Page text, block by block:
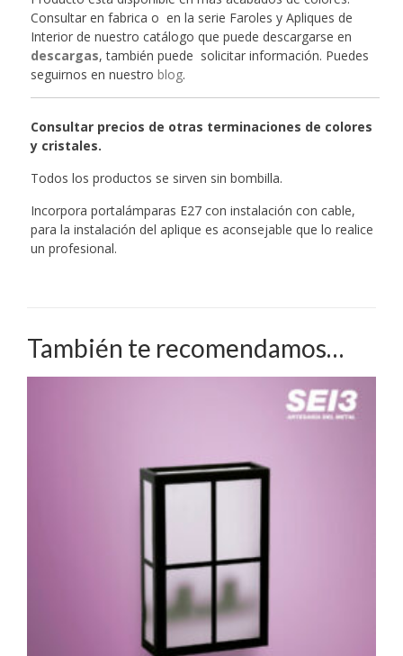
Consultar en fabrica o en la serie Faroles y Apliques de
Interior de nuestro catálogo que puede descargarse en
descargas, también puede solicitar información. Puedes
seguirnos en nuestro blog.
Consultar precios de otras terminaciones de colores
y cristales.
Todos los productos se sirven sin bombilla.
Incorpora portalámparas E27 con instalación con cable,
para la instalación del aplique es aconsejable que lo realice
un profesional.
También te recomendamos…